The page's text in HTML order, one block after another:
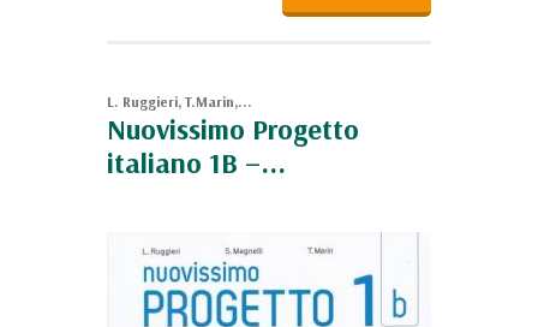
L. Ruggieri, T.Marin,...
Nuovissimo Progetto
italiano 1B –...